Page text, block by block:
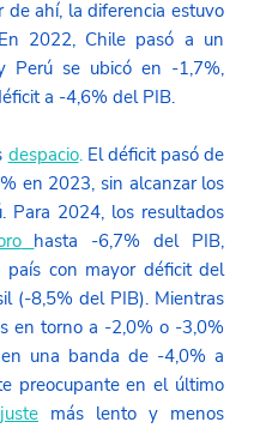
ahí, la diferencia estuvo
2022, Chile pasó a un
Perú se ubicó en -1,7%,
a -4,6% del PIB.
despacio. El déficit pasó de
en 2023, sin alcanzar los
Para 2024, los resultados
hasta -6,7% del PIB,
país con mayor déficit del
(-8,5% del PIB). Mientras
en torno a -2,0% o -3,0%
una banda de -4,0% a
preocupante en el último
más lento y menos